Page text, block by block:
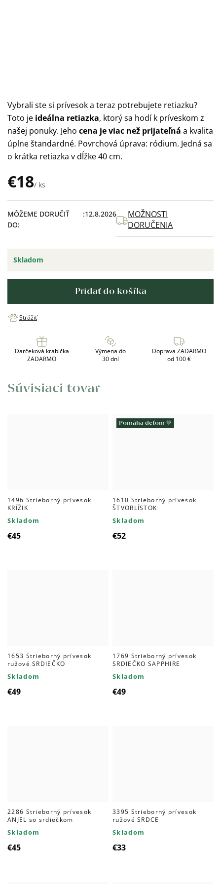
€18/ ks
Jednotková
cena:
Skladom
MÔŽEME DORUČIŤ
DO:
12.8.2026
MOŽNOSTI
DORUČENIA
Pridať do košíka
Vybrali ste si prívesok a teraz potrebujete retiazku?
Toto je ideálna retiazka, ktorý sa hodí k príveskom z
našej ponuky. Jeho cena je viac než prijateľná a kvalita
úplne štandardné. Povrchová úprava: ródium. Jedná sa
o krátka retiazka v dĺžke 40 cm.
Strážiť
Darčeková krabička
ZADARMO
Výmena do
30 dní
Doprava ZADARMO
od 100 €
Súvisiaci tovar
1496 Strieborný prívesok
KRÍŽIK
Skladom
€45
Pomáha deťom 💚
1610 Strieborný prívesok
ŠTVORLÍSTOK
Skladom
€52
1653 Strieborný prívesok
ružové SRDIEČKO
Skladom
€49
1769 Strieborný prívesok
SRDIEČKO SAPPHIRE
Skladom
€49
2286 Strieborný prívesok
ANJEL so srdiečkom
Skladom
€45
3395 Strieborný prívesok
ružové SRDCE
Skladom
€33